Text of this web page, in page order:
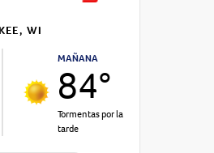
WI
MAÑANA
84°
Tormentas por la
tarde